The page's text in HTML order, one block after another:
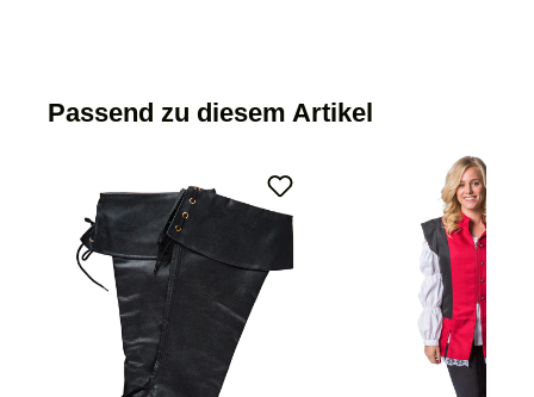
Passend zu diesem Artikel